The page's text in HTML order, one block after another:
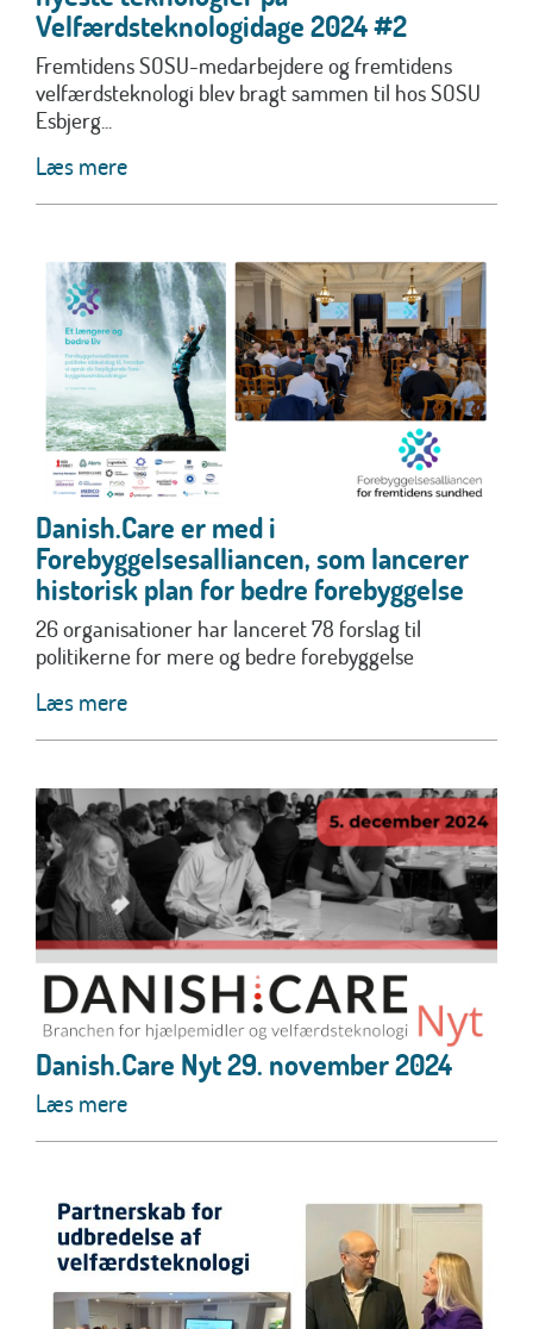
Velfærdsteknologidage 2024 #2
Fremtidens SOSU-medarbejdere og fremtidens
velfærdsteknologi blev bragt sammen til hos SOSU
Esbjerg...
Læs mere
Danish.Care er med i
Forebyggelsesalliancen, som lancerer
historisk plan for bedre forebyggelse
26 organisationer har lanceret 78 forslag til
politikerne for mere og bedre forebyggelse
Læs mere
Danish.Care Nyt 29. november 2024
Læs mere